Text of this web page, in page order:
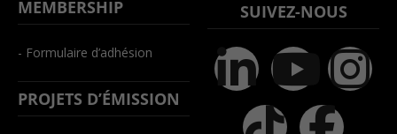
MEMBERSHIP
- Formulaire d’adhésion
PROJETS D’ÉMISSION
SUIVEZ-NOUS